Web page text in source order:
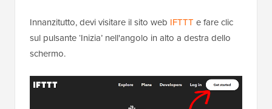
Innanzitutto, devi visitare il sito web IFTTT e fare clic
sul pulsante ‘Inizia’ nell'angolo in alto a destra dello
schermo.